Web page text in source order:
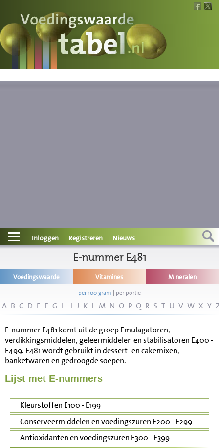
Voedingswaarde
Wat is wat?
Contact
Disclaimer
Inloggen Registreren Nieuws
E-nummer E481
Voedingswaarde Vitamines Mineralen
per 100 gram | per portie
A B C D E F G H I J K L M N O P Q R S T U V W X Y
E-nummer E481 komt uit de groep Emulagatoren,
verdikkingsmiddelen, geleermiddelen en stabilisatoren E400 -
E499. E481 wordt gebruikt in dessert- en cakemixen,
banketwaren en gedroogde soepen.
Lijst met E-nummers
Kleurstoffen E100 - E199
Conserveermiddelen en voedingszuren E200 - E299
Antioxidanten en voedingszuren E300 - E399